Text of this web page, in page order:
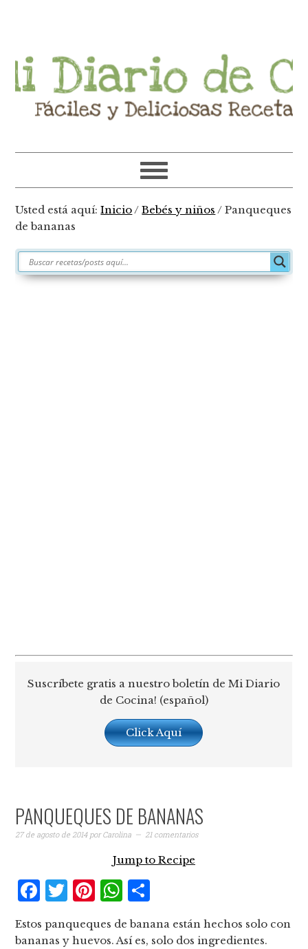
principal
principal
barra
lateral
primaria
de
página
Usted está aquí:Inicio/ Bebés y niños / Panqueques
de bananas
Suscríbete gratis a nuestro boletín de Mi Diario
de Cocina! (español)
Click Aquí
PANQUEQUES DE BANANAS
27 de agosto de 2014porCarolina 21 comentarios
Jump to Recipe
Facebook
Twitter
Pinterest
WhatsApp
Estos panqueques de banana están hechos solo con
bananas y huevos. Así es, solo dos ingredientes.